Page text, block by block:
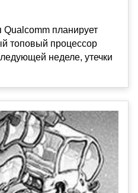
Qualcomm планирует
топовый процессор
неделе, утечки